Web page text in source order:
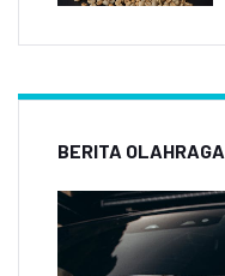
BERITA OLAHRAGA